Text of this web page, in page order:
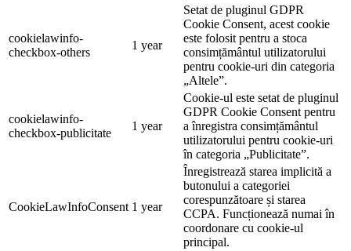
cookielawinfo-
checkbox-others
1 year
Setat de pluginul GDPR
Cookie Consent, acest cookie
este folosit pentru a stoca
consimțământul utilizatorului
pentru cookie-uri din categoria
„Altele”.
cookielawinfo-
checkbox-publicitate
1 year
Cookie-ul este setat de pluginul
GDPR Cookie Consent pentru
a înregistra consimțământul
utilizatorului pentru cookie-uri
în categoria „Publicitate”.
CookieLawInfoConsent 1 year
Înregistrează starea implicită a
butonului a categoriei
corespunzătoare și starea
CCPA. Funcționează numai în
coordonare cu cookie-ul
principal.